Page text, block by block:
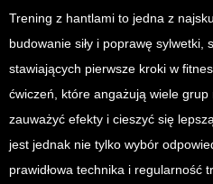
Trening z hantlami to jedna z
budowanie siły i poprawę sylwetki,
stawiających pierwsze kroki w
ćwiczeń, które angażują wiele
zauważyć efekty i cieszyć się
jest jednak nie tylko wybór
prawidłowa technika i regularność